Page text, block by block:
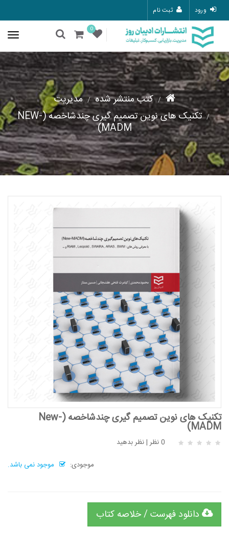
ورود ثبت نام
0
کتب منتشر شده
مدیریت
تکنیک های نوین تصمیم گیری چندشاخصه (NEW-
MADM)
تکنیک های نوین تصمیم گیری چندشاخصه (New-
MADM)
0 نظر |نظر بدهید
موجودی:
موجود نمی باشد.
دانلود فهرست / خلاصه کتاب